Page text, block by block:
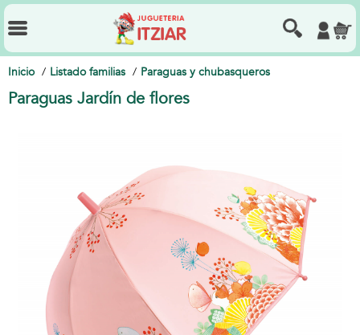
Inicio Listado familias Paraguas y chubasqueros
Paraguas Jardín de flores